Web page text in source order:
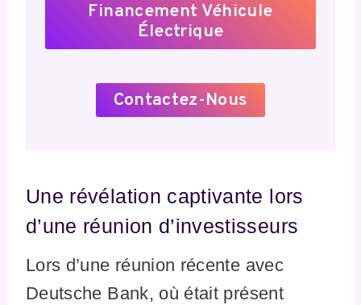
Financement Véhicule
Électrique
Contactez-Nous
Une révélation captivante lors
d’une réunion d’investisseurs
Lors d’une réunion récente avec
Deutsche Bank, où était présent